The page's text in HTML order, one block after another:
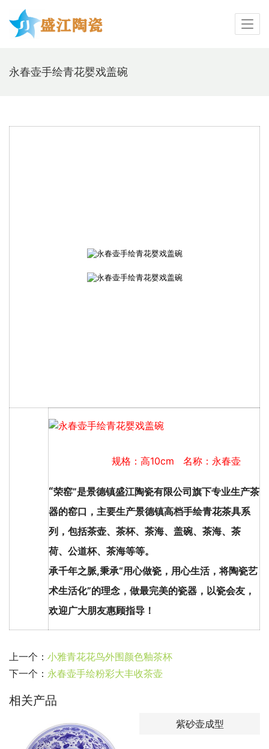
永春壶手绘青花婴戏盖碗
规格：高10cm 名称：永春壶
“荣窑”是景德镇盛江陶瓷有限公司旗下专业生产茶
器的窑口，主要生产景德镇高档手绘青花茶具系
列，包括茶壶、茶杯、茶海、盖碗、茶海、茶
荷、公道杯、茶海等等。
承千年之脈,秉承“用心做瓷，用心生活，将陶瓷艺
术生活化”的理念，做最完美的瓷器，以瓷会友，
欢迎广大朋友惠顾指导！
上一个： 小雅青花花鸟外围颜色釉茶杯
下一个： 永春壶手绘粉彩大丰收茶壶
相关产品
紫砂壶成型